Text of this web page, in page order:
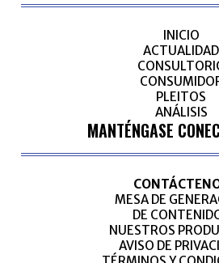
INICIO
ACTUALIDAD
PLEITOS
ANÁLISIS
MANTÉNGASE
MESA DE
DE
NUESTROS
AVISO DE